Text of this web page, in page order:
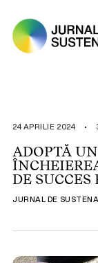
ȘTIRI
OPINII
ESG
COMPANII
24 APRILIE 2024 •
ADOPTĂ
DE
JURNAL DE